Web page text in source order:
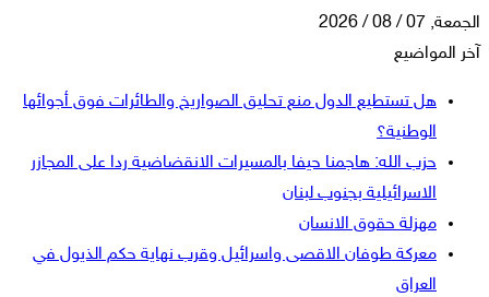
الجمعة, 07 / 08 / 2026
آخر المواضيع
هل تستطيع الدول منع تحليق الصواريخ والطائرات فوق أجوائها
الوطنية؟
حزب الله: هاجمنا حيفا بالمسيرات الانقضاضية ردا على المجازر
الاسرائيلية بجنوب لبنان
مهزلة حقوق الانسان
معركة طوفان الاقصى واسرائيل وقرب نهاية حكم الذيول في
العراق